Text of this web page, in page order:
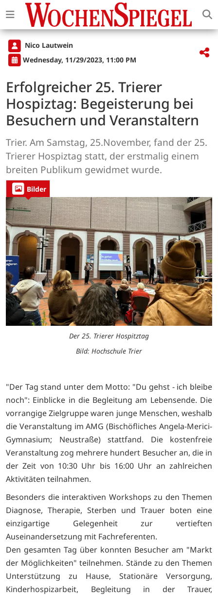
Nico Lautwein
Wednesday, 11/29/2023, 11:00 PM
Erfolgreicher 25. Trierer
Hospiztag: Begeisterung bei
Besuchern und Veranstaltern
Trier. Am Samstag, 25.November, fand der 25.
Trierer Hospiztag statt, der erstmalig einem
breiten Publikum gewidmet wurde.
Bilder
Der 25. Trierer Hospitztag
Bild: Hochschule Trier
"Der Tag stand unter dem Motto: "Du gehst - ich bleibe
noch": Einblicke in die Begleitung am Lebensende. Die
vorrangige Zielgruppe waren junge Menschen, weshalb
die Veranstaltung im AMG (Bischöfliches Angela-Merici-
Gymnasium; Neustraße) stattfand. Die kostenfreie
Veranstaltung zog mehrere hundert Besucher an, die in
der Zeit von 10:30 Uhr bis 16:00 Uhr an zahlreichen
Aktivitäten teilnahmen.
Besonders die interaktiven Workshops zu den Themen
Diagnose, Therapie, Sterben und Trauer boten eine
einzigartige Gelegenheit zur vertieften
Auseinandersetzung mit Fachreferenten.
Den gesamten Tag über konnten Besucher am "Markt
der Möglichkeiten" teilnehmen. Stände zu den Themen
Unterstützung zu Hause, Stationäre Versorgung,
Kinderhospizarbeit, Begleitung in der Trauer,